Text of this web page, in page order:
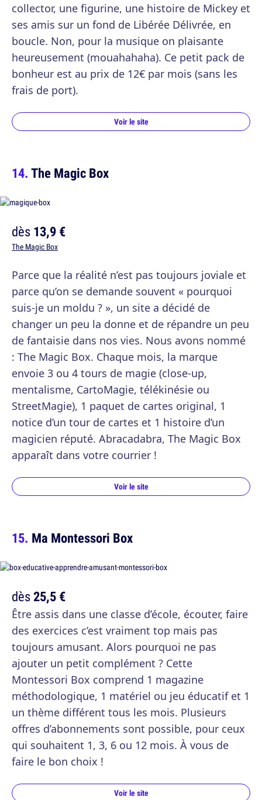
collector, une figurine, une histoire de Mickey et
ses amis sur un fond de Libérée Délivrée, en
boucle. Non, pour la musique on plaisante
heureusement (mouahahaha). Ce petit pack de
bonheur est au prix de 12€ par mois (sans les
frais de port).
Voir le site
The Magic Box
dès13,9 €
The Magic Box
Parce que la réalité n’est pas toujours joviale et
parce qu’on se demande souvent « pourquoi
suis-je un moldu ? », un site a décidé de
changer un peu la donne et de répandre un peu
de fantaisie dans nos vies. Nous avons nommé
: The Magic Box. Chaque mois, la marque
envoie 3 ou 4 tours de magie (close-up,
mentalisme, CartoMagie, télékinésie ou
StreetMagie), 1 paquet de cartes original, 1
notice d’un tour de cartes et 1 histoire d’un
magicien réputé. Abracadabra, The Magic Box
apparaît dans votre courrier !
Voir le site
Ma Montessori Box
dès25,5 €
Être assis dans une classe d’école, écouter, faire
des exercices c’est vraiment top mais pas
toujours amusant. Alors pourquoi ne pas
ajouter un petit complément ? Cette
Montessori Box comprend 1 magazine
méthodologique, 1 matériel ou jeu éducatif et 1
un thème différent tous les mois. Plusieurs
offres d’abonnements sont possible, pour ceux
qui souhaitent 1, 3, 6 ou 12 mois. À vous de
faire le bon choix !
Voir le site